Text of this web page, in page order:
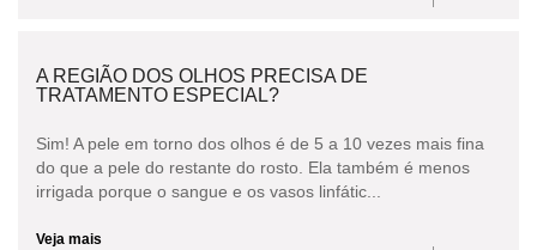
A REGIÃO DOS OLHOS PRECISA DE
TRATAMENTO ESPECIAL?
Sim! A pele em torno dos olhos é de 5 a 10 vezes mais fina
do que a pele do restante do rosto. Ela também é menos
irrigada porque o sangue e os vasos linfátic...
Veja mais